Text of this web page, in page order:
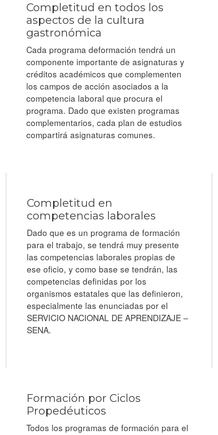
Completitud en todos los
aspectos de la cultura
gastronómica
Cada programa deformación tendrá un
componente importante de asignaturas y
créditos académicos que complementen
los campos de acción asociados a la
competencia laboral que procura el
programa. Dado que existen programas
complementarios, cada plan de estudios
compartirá asignaturas comunes.
Completitud en
competencias laborales
Dado que es un programa de formación
para el trabajo, se tendrá muy presente
las competencias laborales propias de
ese oficio, y como base se tendrán, las
competencias definidas por los
organismos estatales que las definieron,
especialmente las enunciadas por el
SERVICIO NACIONAL DE APRENDIZAJE –
SENA.
Formación por Ciclos
Propedéuticos
Todos los programas de formación para el